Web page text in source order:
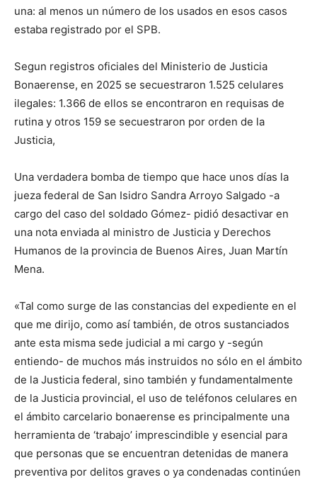
una: al menos un número de los usados en esos casos
estaba registrado por el SPB.
Segun registros oficiales del Ministerio de Justicia
Bonaerense, en 2025 se secuestraron 1.525 celulares
ilegales: 1.366 de ellos se encontraron en requisas de
rutina y otros 159 se secuestraron por orden de la
Justicia,
Una verdadera bomba de tiempo que hace unos días la
jueza federal de San Isidro Sandra Arroyo Salgado -a
cargo del caso del soldado Gómez- pidió desactivar en
una nota enviada al ministro de Justicia y Derechos
Humanos de la provincia de Buenos Aires, Juan Martín
Mena.
«Tal como surge de las constancias del expediente en el
que me dirijo, como así también, de otros sustanciados
ante esta misma sede judicial a mi cargo y -según
entiendo- de muchos más instruidos no sólo en el ámbito
de la Justicia federal, sino también y fundamentalmente
de la Justicia provincial, el uso de teléfonos celulares en
el ámbito carcelario bonaerense es principalmente una
herramienta de ‘trabajo’ imprescindible y esencial para
que personas que se encuentran detenidas de manera
preventiva por delitos graves o ya condenadas continúen